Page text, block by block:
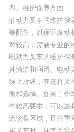
四、维护保养方面
油动力叉车的维护保
等配件，以保证发动
对较高，需要专业的
电动力叉车的维护保
其清洁和润滑。电动
综上所述，在选择叉
衡和选择。如果工作
有较高要求，可以选
流密集区域，且注重